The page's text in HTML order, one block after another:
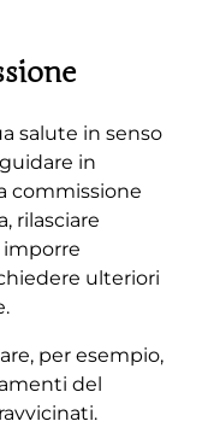
salute in senso
in
commissione
rilasciare
imporre
ulteriori
per esempio,
del